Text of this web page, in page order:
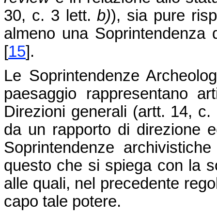
30, c. 3 lett.b)), sia pure
almeno una
[15] .
Le Soprintendenze
paesaggio rappresentano
Direzioni generali (artt. 14,
da un rapporto di direzione
Soprintendenze
questo che si spiega con la
alle quali, nel precedente
capo tale potere.